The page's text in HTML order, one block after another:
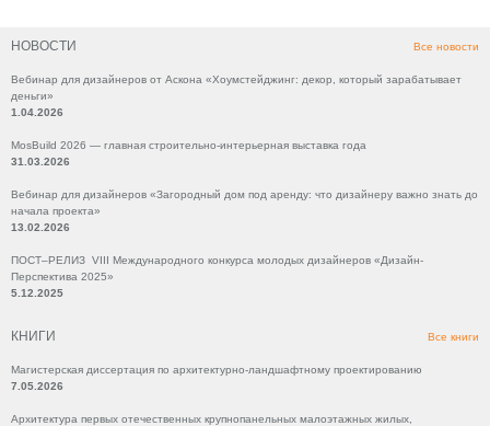
НОВОСТИ Все новости
Вебинар для дизайнеров от Аскона «Хоумстейджинг: декор, который зарабатывает
деньги»
1.04.2026
MosBuild 2026 — главная строительно-интерьерная выставка года
31.03.2026
Вебинар для дизайнеров «Загородный дом под аренду: что дизайнеру важно знать до
начала проекта»
13.02.2026
ПОСТ–РЕЛИЗ VIII Международного конкурса молодых дизайнеров «Дизайн-
Перспектива 2025»
5.12.2025
КНИГИ Все книги
Магистерская диссертация по архитектурно-ландшафтному проектированию
7.05.2026
Архитектура первых отечественных крупнопанельных малоэтажных жилых,